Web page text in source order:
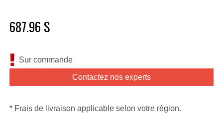
687.96 $
Sur commande
Contactez nos experts
* Frais de livraison applicable selon votre région.